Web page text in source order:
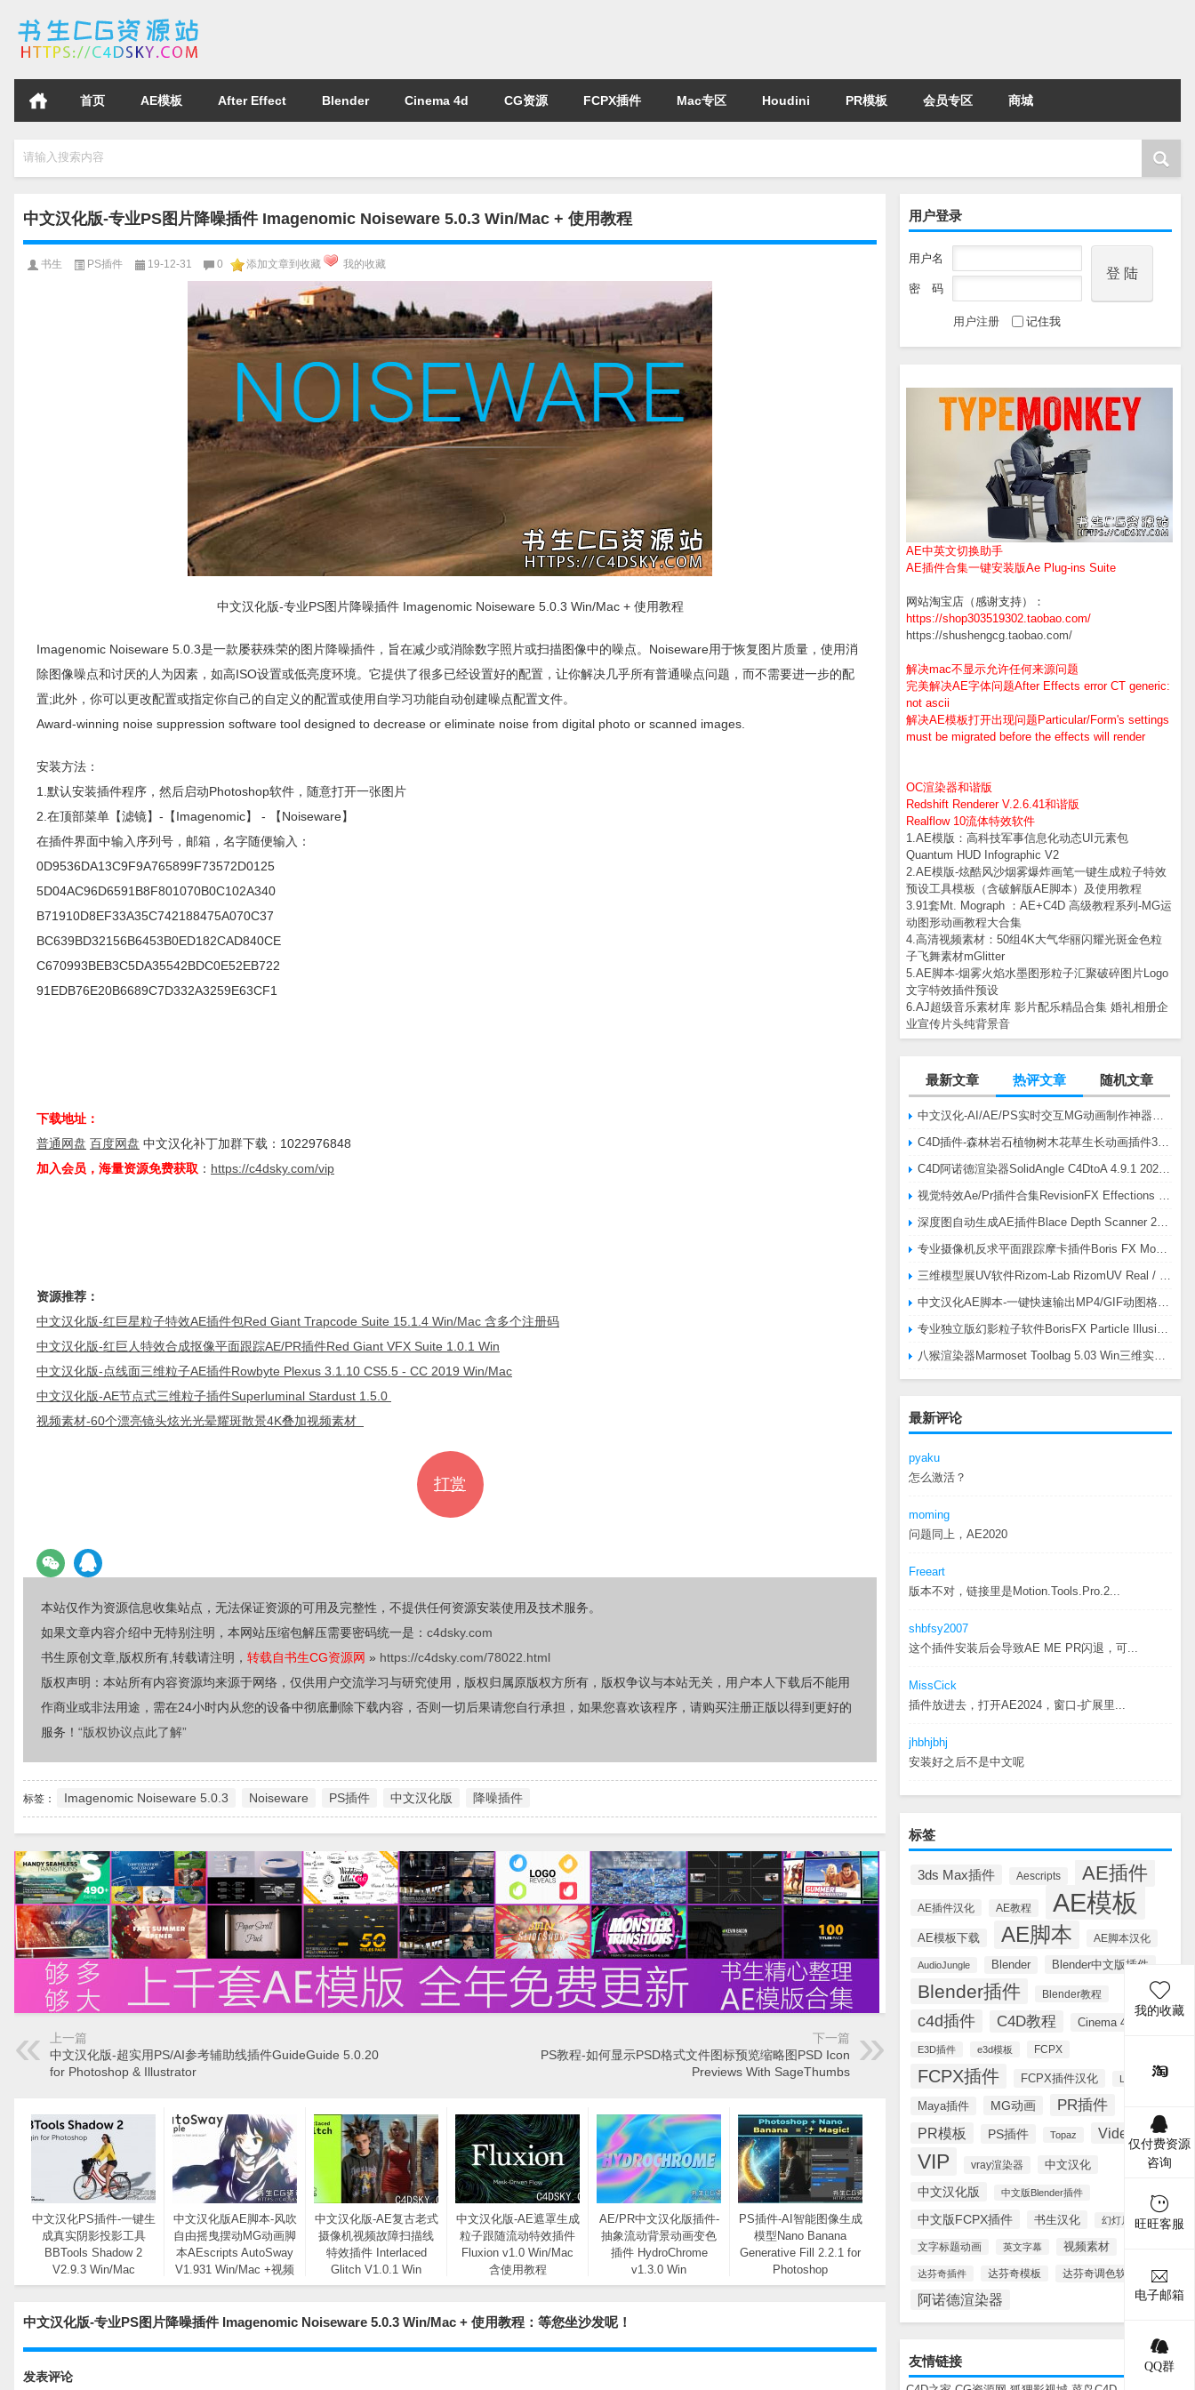
首页 AE模板 After Effect Blender Cinema 4d CG资源 FCPX插件 Mac专区 Houdini PR模板 会员专区 商城
请输入搜索内容
用户登录
用户名
密 码
用户注册 记住我
AE中英文切换助手
AE插件合集一键安装版Ae Plug-ins Suite
网站淘宝店（感谢支持）：
https://shop303519302.taobao.com/
https://shushengcg.taobao.com/
解决mac不显示允许任何来源问题
完美解决AE字体问题After Effects error CT generic:
not ascii
解决AE模板打开出现问题Particular/Form's settings
must be migrated before the effects will render
OC渲染器和谐版
Redshift Renderer V.2.6.41和谐版
Realflow 10流体特效软件
1.AE模版：高科技军事信息化动态UI元素包
Quantum HUD Infographic V2
2.AE模版-炫酷风沙烟雾爆炸画笔一键生成粒子特效
预设工具模板（含破解版AE脚本）及使用教程
3.91套Mt. Mograph ：AE+C4D 高级教程系列-MG运
动图形动画教程大合集
4.高清视频素材：50组4K大气华丽闪耀光斑金色粒
子飞舞素材mGlitter
5.AE脚本-烟雾火焰水墨图形粒子汇聚破碎图片Logo
文字特效插件预设
6.AJ超级音乐素材库 影片配乐精品合集 婚礼相册企
业宣传片头纯背景音
最新文章 热评文章 随机文章
最新评论
pyaku
怎么激活？
moming
问题同上，AE2020
Freeart
版本不对，链接里是Motion.Tools.Pro.2...
shbfsy2007
这个插件安装后会导致AE ME PR闪退，可...
MissCick
插件放进去，打开AE2024，窗口-扩展里...
jhbhjbhj
安装好之后不是中文呢
标签
3ds Max插件 Aescripts AE插件
AE插件汉化 AE教程 AE模板
AE模板下载 AE脚本 AE脚本汉化
AudioJungle Blender Blender中文版插件
Blender插件 Blender教程
c4d插件 C4D教程 Cinema 4D
E3D插件 e3d模板 FCPX
FCPX插件 FCPX插件汉化 Lynda
Maya插件 MG动画 PR插件
PR模板 PS插件 Topaz Videohive
VIP vray渲染器 中文汉化
中文汉化版 中文版Blender插件
中文版FCPX插件 书生汉化 幻灯片模板
文字标题动画 英文字幕 视频素材
达芬奇插件 达芬奇模板 达芬奇调色软件
阿诺德渲染器
友情链接
中文汉化版-专业PS图片降噪插件 Imagenomic Noiseware 5.0.3 Win/Mac + 使用教程
书生 PS插件 19-12-31 0 添加文章到收藏 我的收藏
中文汉化版-专业PS图片降噪插件 Imagenomic Noiseware 5.0.3 Win/Mac + 使用教程
Imagenomic Noiseware 5.0.3是一款屡获殊荣的图片降噪插件，旨在减少或消除数字照片或扫描图像中的噪点。Noiseware用于恢复图片质量，使用消
除图像噪点和讨厌的人为因素，如高ISO设置或低亮度环境。它提供了很多已经设置好的配置，让你解决几乎所有普通噪点问题，而不需要进一步的配
置;此外，你可以更改配置或指定你自己的自定义的配置或使用自学习功能自动创建噪点配置文件。
Award-winning noise suppression software tool designed to decrease or eliminate noise from digital photo or scanned images.
安装方法：
1.默认安装插件程序，然后启动Photoshop软件，随意打开一张图片
2.在顶部菜单【滤镜】-【Imagenomic】 - 【Noiseware】
在插件界面中输入序列号，邮箱，名字随便输入：
0D9536DA13C9F9A765899F73572D0125
5D04AC96D6591B8F801070B0C102A340
B71910D8EF33A35C742188475A070C37
BC639BD32156B6453B0ED182CAD840CE
C670993BEB3C5DA35542BDC0E52EB722
91EDB76E20B6689C7D332A3259E63CF1
下载地址：
普通网盘 百度网盘 中文汉化补丁加群下载：1022976848
加入会员，海量资源免费获取 ： https://c4dsky.com/vip
资源推荐：
中文汉化版-红巨星粒子特效AE插件包Red Giant Trapcode Suite 15.1.4 Win/Mac 含多个注册码
中文汉化版-红巨人特效合成抠像平面跟踪AE/PR插件Red Giant VFX Suite 1.0.1 Win
中文汉化版-点线面三维粒子AE插件Rowbyte Plexus 3.1.10 CS5.5 - CC 2019 Win/Mac
中文汉化版-AE节点式三维粒子插件Superluminal Stardust 1.5.0
视频素材-60个漂亮镜头炫光光晕耀斑散景4K叠加视频素材
打赏
本站仅作为资源信息收集站点，无法保证资源的可用及完整性，不提供任何资源安装使用及技术服务。
如果文章内容介绍中无特别注明，本网站压缩包解压需要密码统一是： c4dsky.com
书生原创文章,版权所有,转载请注明， 转载自书生CG资源网 » https://c4dsky.com/78022.html
版权声明：本站所有内容资源均来源于网络，仅供用户交流学习与研究使用，版权归属原版权方所有，版权争议与本站无关，用户本人下载后不能用
作商业或非法用途，需在24小时内从您的设备中彻底删除下载内容，否则一切后果请您自行承担，如果您喜欢该程序，请购买注册正版以得到更好的
服务！ “版权协议点此了解”
标签： Imagenomic Noiseware 5.0.3 Noiseware PS插件 中文汉化版 降噪插件
上一篇
中文汉化版-超实用PS/AI参考辅助线插件GuideGuide 5.0.20
for Photoshop & Illustrator
下一篇
PS教程-如何显示PSD格式文件图标预览缩略图PSD Icon
Previews With SageThumbs
中文汉化PS插件-一键生
成真实阴影投影工具
BBTools Shadow 2
V2.9.3 Win/Mac
中文汉化版AE脚本-风吹
自由摇曳摆动MG动画脚
本AEscripts AutoSway
V1.931 Win/Mac +视频
教程
中文汉化版-AE复古老式
摄像机视频故障扫描线
特效插件 Interlaced
Glitch V1.0.1 Win
中文汉化版-AE遮罩生成
粒子跟随流动特效插件
Fluxion v1.0 Win/Mac
含使用教程
AE/PR中文汉化版插件-
抽象流动背景动画变色
插件 HydroChrome
v1.3.0 Win
PS插件-AI智能图像生成
模型Nano Banana
Generative Fill 2.2.1 for
Photoshop
中文汉化版-专业PS图片降噪插件 Imagenomic Noiseware 5.0.3 Win/Mac + 使用教程：等您坐沙发呢！
发表评论
我的收藏
仅付费资源
咨询
旺旺客服
电子邮箱
QQ群